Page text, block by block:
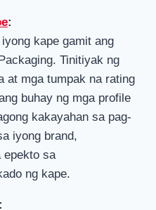
:
kape gamit ang
Tinitiyak ng
at mga tumpak na rating
buhay ng mga profile
kakayahan sa pag-
iyong brand,
epekto sa
ng kape.
: